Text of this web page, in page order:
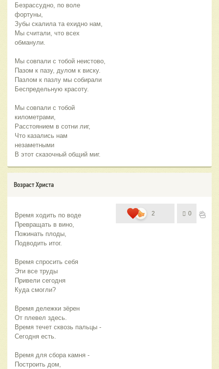
Безрассудно, по воле
фортуны,
Зубы скалила та ехидно нам,
Мы считали, что всех
обманули.
Мы совпали с тобой неистово,
Пазом к пазу, дулом к виску.
Пазлом к пазлу мы собирали
Беспредельную красоту.
Мы совпали с тобой
километрами,
Расстоянием в сотни лиг,
Что казались нам
незаметными
В этот сказочный общий миг.
Возраст Христа
Время ходить по воде
Превращать в вино,
Пожинать плоды,
Подводить итог.
Время спросить себя
Эти все труды
Привели сегодня
Куда смогли?
Время дележки зёрен
От плевел здесь.
Время течет сквозь пальцы -
Сегодня есть.
Время для сбора камня -
Построить дом,
2 0